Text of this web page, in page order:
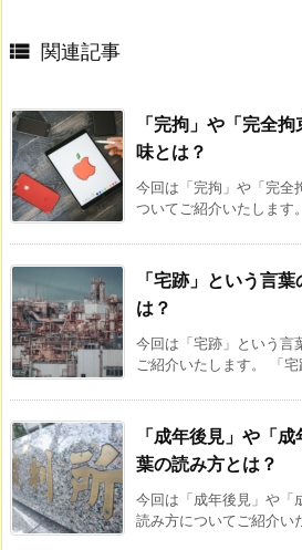
 関連記事
「完拘」や「完全
味とは？
今回は「完拘」や「完全
ついてご紹介いたします
「宅跡」という言
は？
今回は「宅跡」という言
ご紹介いたします。 「
「成年後見」や「
葉の読み方とは？
今回は「成年後見」や「
読み方についてご紹介い